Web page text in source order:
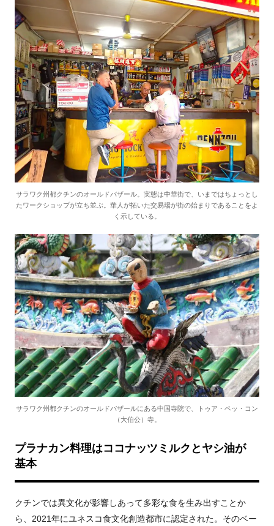
サラワク州都クチンのオールドバザール。実態は中華街で、いまではちょっとし
たワークショップが立ち並ぶ。華人が拓いた交易場が街の始まりであることをよ
く示している。
サラワク州都クチンのオールドバザールにある中国寺院で、トゥア・ペッ・コン
（大伯公）寺。
プラナカン料理はココナッツミルクとヤシ油が
基本
クチンでは異文化が影響しあって多彩な食を生み出すことか
ら、2021年にユネスコ食文化創造都市に認定された。そのベー